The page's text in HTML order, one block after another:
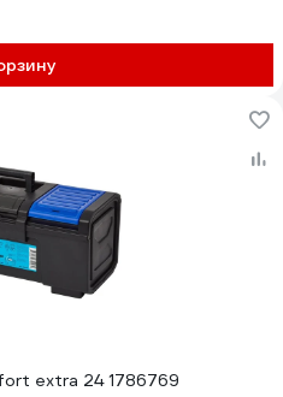
extra 24 1786769